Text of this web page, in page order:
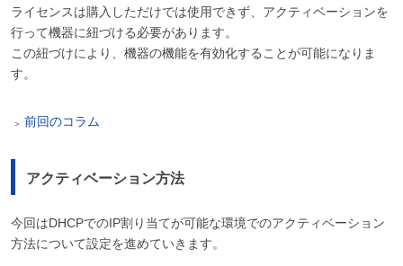
ライセンスは購入しただけでは使用できず、アクティベーションを
行って機器に紐づける必要があります。
この紐づけにより、機器の機能を有効化することが可能になりま
す。
前回のコラム
アクティベーション方法
今回はDHCPでのIP割り当てが可能な環境でのアクティベーション
方法について設定を進めていきます。